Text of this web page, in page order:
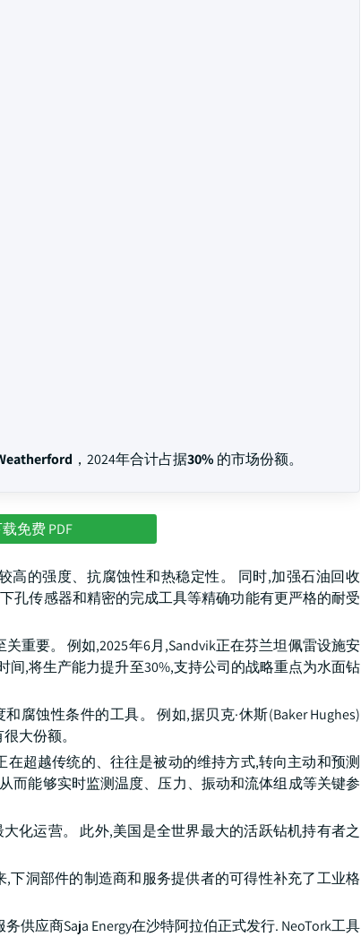
，2024年合计占据30% 的市场份额。
免费 PDF
的强度、抗腐蚀性和热稳定性。 同时,加强石油回收
孔传感器和精密的完成工具等精确功能有更严格的耐受
重要。 例如,2025年6月,Sandvik正在芬兰坦佩雷设施安
,将生产能力提升至30%,支持公司的战略重点为水面钻
蚀性条件的工具。 例如,据贝克·休斯(Baker Hughes)
大份额。
超越传统的、往往是被动的维持方式,转向主动和预测
而能够实时监测温度、压力、振动和流体组成等关键参
化运营。 此外,美国是全世界最大的活跃钻机持有者之
洞部件的制造商和服务提供者的可得性补充了工业格
供应商Saja Energy在沙特阿拉伯正式发行. NeoTork工具